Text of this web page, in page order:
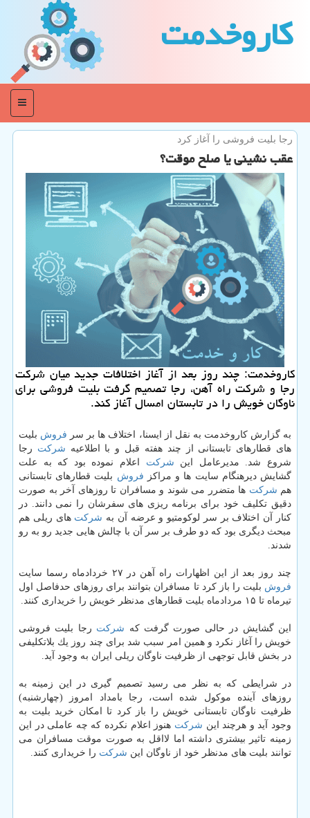
كاروخدمت
منو
رجا بلیت فروشی را آغاز كرد
عقب نشینی یا صلح موقت؟
كاروخدمت: چند روز بعد از آغاز اختلافات جدید میان شركت
رجا و شركت راه آهن، رجا تصمیم گرفت بلیت فروشی برای
ناوگان خویش را در تابستان امسال آغاز كند.
به گزارش كاروخدمت به نقل از ایسنا، اختلاف ها بر سر فروش بلیت
های قطارهای تابستانی از چند هفته قبل و با اطلاعیه شركت رجا
شروع شد. مدیرعامل این شركت اعلام نموده بود كه به علت
گشایش دیرهنگام سایت ها و مراكز فروش بلیت قطارهای تابستانی
هم شركت ها متضرر می شوند و مسافران تا روزهای آخر به صورت
دقیق تكلیف خود برای برنامه ریزی های سفرشان را نمی دانند. در
كنار آن اختلاف بر سر لوكومتیو و عرضه آن به شركت های ریلی هم
مبحث دیگری بود كه دو طرف بر سر آن با چالش هایی جدید رو به رو
شدند.
چند روز بعد از این اظهارات راه آهن در ۲۷ خردادماه رسما سایت
فروش بلیت را باز كرد تا مسافران بتوانند برای روزهای حدفاصل اول
تیرماه تا ۱۵ مردادماه بلیت قطارهای مدنظر خویش را خریداری كنند.
این گشایش در حالی صورت گرفت كه شركت رجا بلیت فروشی
خویش را آغاز نكرد و همین امر سبب شد برای چند روز یك بلاتكلیفی
در بخش قابل توجهی از ظرفیت ناوگان ریلی ایران به وجود آید.
در شرایطی كه به نظر می رسید تصمیم گیری در این زمینه به
روزهای آینده موكول شده است، رجا بامداد امروز (چهارشنبه)
ظرفیت ناوگان تابستانی خویش را باز كرد تا امكان خرید بلیت به
وجود آید و هرچند این شركت هنوز اعلام نكرده كه چه عاملی در این
زمینه تاثیر بیشتری داشته اما لااقل به صورت موقت مسافران می
توانند بلیت های مدنظر خود از ناوگان این شركت را خریداری كنند.